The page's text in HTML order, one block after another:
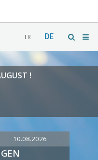
FR DE
!
10.08.2026